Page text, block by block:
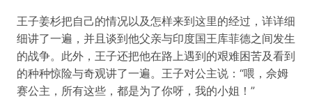
王子姜杉把自己的情况以及怎样来到这里的经过，详详细
细讲了一遍，并且谈到他父亲与印度国王库菲德之间发生
的战争。此外，王子还把他在路上遇到的艰难困苦及看到
的种种惊险与奇观讲了一遍。王子对公主说：“喂，佘姆
赛公主，所有这些，都是为了你呀，我的小姐！”